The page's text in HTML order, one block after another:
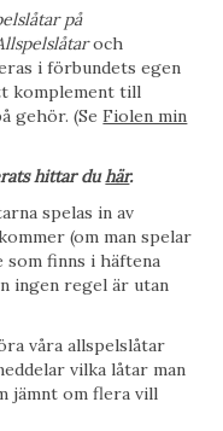
på
och
i förbundets egen
komplement till
gehör. (SeFiolen min
hittar duhär.
spelas in av
(om man spelar
som finns i häftena
ingen regel är utan
våra allspelslåtar
vilka låtar man
jämnt om flera vill